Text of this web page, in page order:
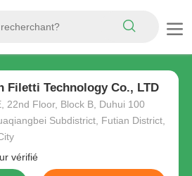
Filetti Technology Co., LTD
22nd Floor, Block B, Duhui 100
Subdistrict, Futian District,
vérifié